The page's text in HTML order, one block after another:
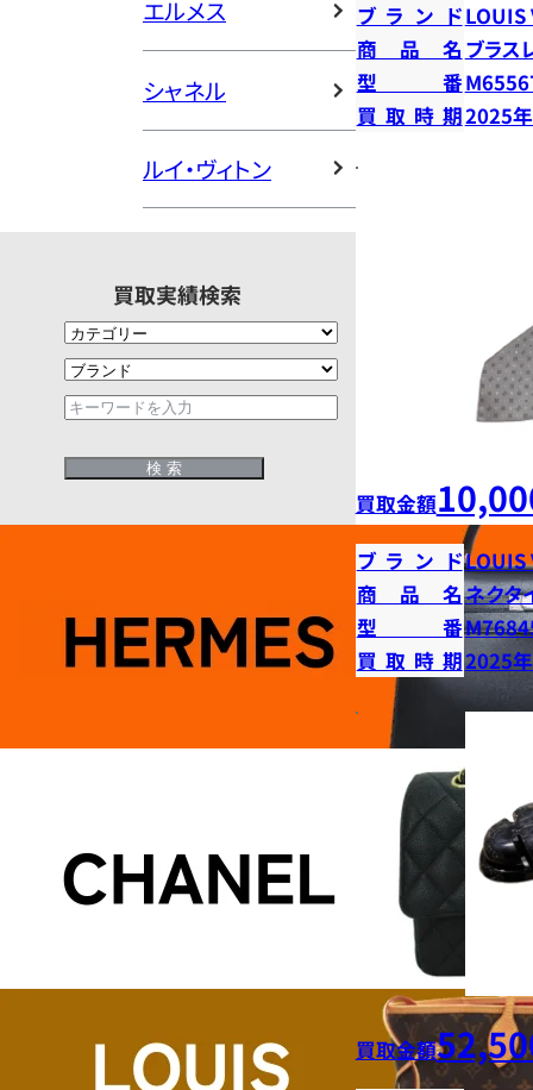
エルメス
シャネル
ルイ・ヴィトン
買取実績検索
ブランドLOUIS
商品名 ブラス
型番
買取時期2025
買取金額
ブランドLOUIS
商品名ネクタ
型番
買取時期2025
買取金額